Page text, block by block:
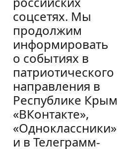
соцсетях. Мы
продолжим
информировать
о событиях в
патриотического
направления в
Республике Крым
«ВКонтакте»,
«Одноклассники»
и в Телеграмм-